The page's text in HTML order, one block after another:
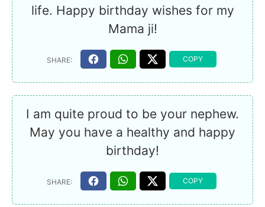
life. Happy birthday wishes for my
Mama ji!
I am quite proud to be your nephew.
May you have a healthy and happy
birthday!